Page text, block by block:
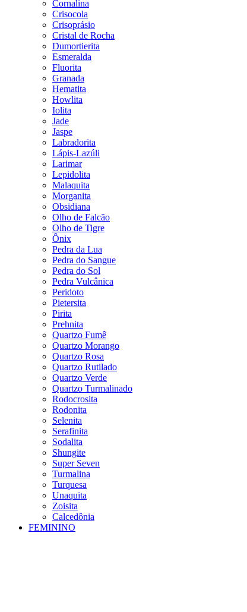
Cornalina
Crisocola
Crisoprásio
Cristal de Rocha
Dumortierita
Esmeralda
Fluorita
Granada
Hematita
Howlita
Iolita
Jade
Jaspe
Labradorita
Lápis-Lazúli
Larimar
Lepidolita
Malaquita
Morganita
Obsidiana
Olho de Falcão
Olho de Tigre
Ônix
Pedra da Lua
Pedra do Sangue
Pedra do Sol
Pedra Vulcânica
Peridoto
Pietersita
Pirita
Prehnita
Quartzo Fumê
Quartzo Morango
Quartzo Rosa
Quartzo Rutilado
Quartzo Verde
Quartzo Turmalinado
Rodocrosita
Rodonita
Selenita
Serafinita
Sodalita
Shungite
Super Seven
Turmalina
Turquesa
Unaquita
Zoisita
Calcedônia
FEMININO